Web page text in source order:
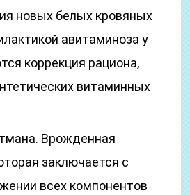
новых белых кровяных
авитаминоза у
коррекция рациона,
витаминных
Врожденная
заключается с
всех компонентов